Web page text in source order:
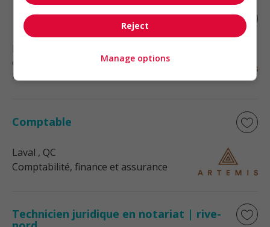
Estimateur (3520)
Construction, production et
manutention
Comptable
Laval , QC
Comptabilité, finance et assurance
Technicien juridique en notariat | rive-
Reject
Manage options